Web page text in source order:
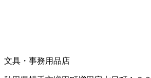
文具・事務用品店